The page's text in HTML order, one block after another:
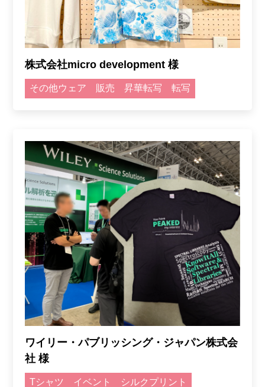
株式会社micro development 様
その他ウェア 販売 昇華転写 転写
ワイリー・パブリッシング・ジャパン株式会
社 様
Tシャツ イベント シルクプリント